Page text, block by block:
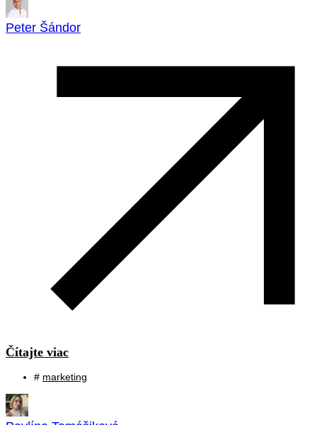
Peter Šándor
Čítajte viac
# marketing